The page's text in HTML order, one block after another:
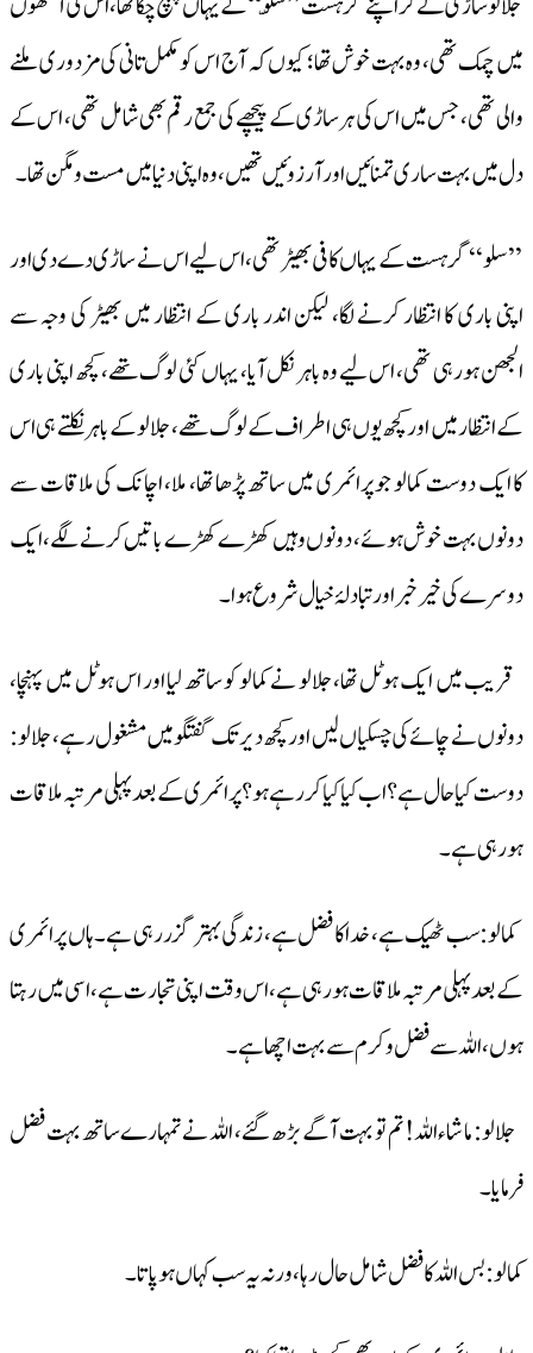
میں چمک تھی، وہ بہت خوش تھا؛ کیوں کہ آج اس کو مکمل تانی کی مزدوری ملنے
والی تھی، جس میں اس کی ہر ساڑی کے پیچھے کی جمع رقم بھی شامل تھی، اس کے
دل میں بہت ساری تمنائیں اور آرزوئیں تھیں، وہ اپنی دنیا میں مست ومگن تھا۔
’’سلو‘‘ گرہست کے یہاں کافی بھیڑ تھی، اس لیے اس نے ساڑی دے دی اور
اپنی باری کا انتظار کرنے لگا، لیکن اندر باری کے انتظار میں بھیڑ کی وجہ سے
الجھن ہورہی تھی، اس لیے وہ باہر نکل آیا، یہاں کئی لوگ تھے، کچھ اپنی باری
کے انتظار میں اور کچھ یوں ہی اطراف کے لوگ تھے، جلالو کے باہر نکلتے ہی اس
کا ایک دوست کمالو جو پرائمری میں ساتھ پڑھا تھا، ملا، اچانک کی ملاقات سے
دونوں بہت خوش ہوئے، دونوں وہیں کھڑے کھڑے باتیں کرنے لگے، ایک
دوسرے کی خیر خبر اور تبادلۂ خیال شروع ہوا۔
قریب میں ایک ہوٹل تھا، جلالو نے کمالو کو ساتھ لیا اور اس ہوٹل میں پہنچا،
دونوں نے چائے کی چسکیاں لیں اور کچھ دیر تک گفتگو میں مشغول رہے، جلالو :
دوست کیا حال ہے؟ اب کیا کیا کر رہے ہو؟ پرائمری کے بعد پہلی مرتبہ ملاقات
ہورہی ہے۔
کمالو: سب ٹھیک ہے، خدا کا فضل ہے، زندگی بہتر گزر رہی ہے۔ ہاں پرائمری
کے بعد پہلی مرتبہ ملاقات ہورہی ہے، اس وقت اپنی تجارت ہے، اسی میں رہتا
ہوں، اللہ سے فضل وکرم سے بہت اچھا ہے۔
جلالو: ما شاء اللہ! تم تو بہت آگے بڑھ گئے، اللہ نے تمہارے ساتھ بہت فضل
فرمایا۔
کمالو: بس اللہ کا فضل شامل حال رہا، ورنہ یہ سب کہاں ہو پاتا۔